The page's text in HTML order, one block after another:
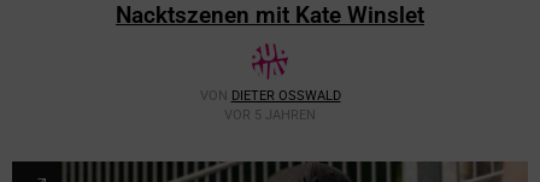
Nacktszenen mit Kate Winslet
VON DIETER OSSWALD
VOR 5 JAHREN